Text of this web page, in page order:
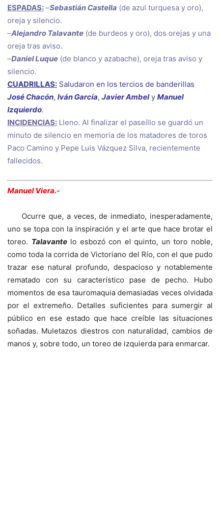
ESPADAS: –Sebastián Castella (de azul turquesa y oro),
oreja y silencio.
–Alejandro Talavante (de burdeos y oro), dos orejas y una
oreja tras aviso.
–Daniel Luque (de blanco y azabache), oreja tras aviso y
silencio.
CUADRILLAS: Saludaron en los tercios de banderillas
José Chacón, Iván García, Javier Ambely Manuel
Izquierdo.
INCIDENCIAS: Lleno. Al finalizar el paseíllo se guardó un
minuto de silencio en memoria de los matadores de toros
Paco Camino y Pepe Luis Vázquez Silva, recientemente
fallecidos.
Manuel Viera.-
Ocurre que, a veces, de inmediato, inesperadamente,
uno se topa con la inspiración y el arte que hace brotar el
toreo. Talavantelo esbozó con el quinto, un toro noble,
como toda la corrida de Victoriano del Río, con el que pudo
trazar ese natural profundo, despacioso y notablemente
rematado con su característico pase de pecho. Hubo
momentos de esa tauromaquia demasiadas veces olvidada
por el extremeño. Detalles suficientes para sumergir al
público en ese estado que hace creíble las situaciones
soñadas. Muletazos diestros con naturalidad, cambios de
manos y, sobre todo, un toreo de izquierda para enmarcar.